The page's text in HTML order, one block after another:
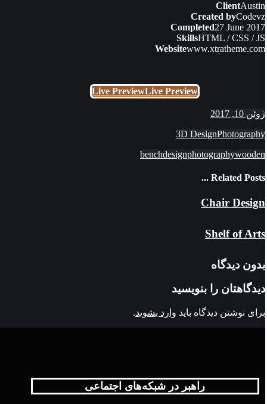
ClientAustin
Created byCodevz
Completed27 June 2017
SkillsHTML / CSS / JS
Websitewww.xtratheme.com
Live PreviewLive Preview
ژوئن 10, 2017
3D DesignPhotography
benchdesignphotographywooden
Related Posts ...
Chair Design
Shelf of Arts
بدون دیدگاه
دیدگاهتان را بنویسید
برای نوشتن دیدگاه باید وارد بشوید.
راهبر در شبکه‌های اجتماعی